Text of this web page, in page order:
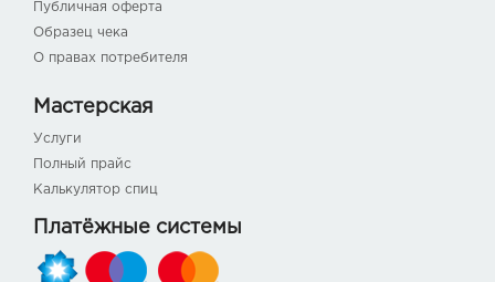
Публичная оферта
Образец чека
О правах потребителя
Мастерская
Услуги
Полный прайс
Калькулятор спиц
Платёжные системы